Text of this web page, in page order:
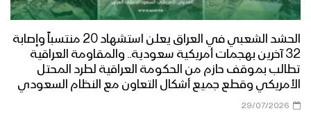
الحشد الشعبي في العراق يعلن استشهاد 20 منتسباً وإصابة
32 آخرين بهجمات أمريكية سعودية.. والمقاومة العراقية
تطالب بموقف حازم من الحكومة العراقية لطرد المحتل
الأمريكي وقطع جميع أشكال التعاون مع النظام السعودي
29/07/2026